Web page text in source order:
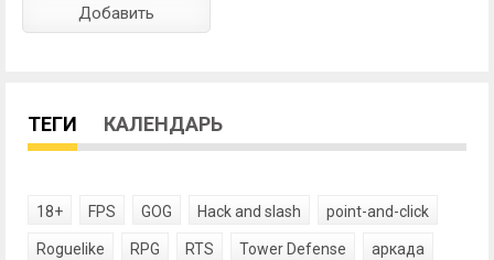
ТЕГИ КАЛЕНДАРЬ
18+ FPS GOG Hack and slash point-and-click
Roguelike RPG RTS Tower Defense аркада